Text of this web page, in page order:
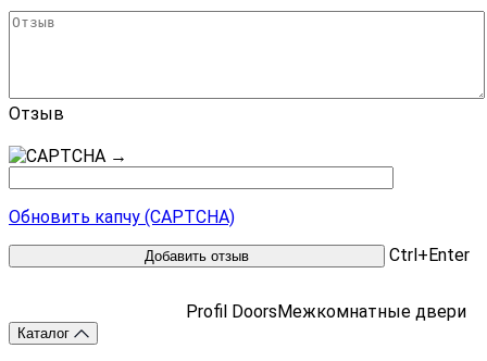
Отзыв
→
Обновить капчу (CAPTCHA)
Ctrl+Enter
Profil Doors Межкомнатные двери
Каталог